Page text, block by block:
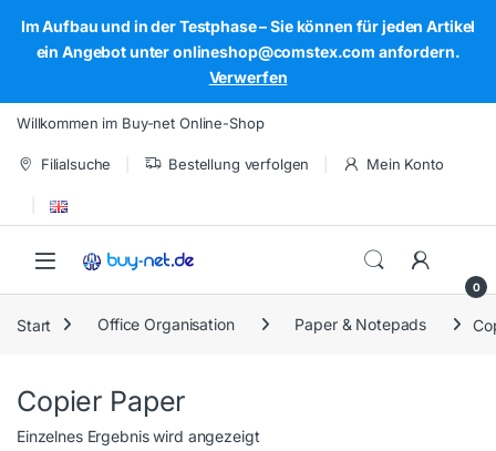
Im Aufbau und in der Testphase – Sie können für jeden Artikel
ein Angebot unter onlineshop@comstex.com anfordern.
Verwerfen
Skip to navigation
Skip to content
Willkommen im Buy-net Online-Shop
Filialsuche Bestellung verfolgen Mein Konto
Open
0
Start Office Organisation Paper & Notepads
Copier Paper
Einzelnes Ergebnis wird angezeigt